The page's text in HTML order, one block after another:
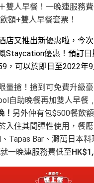
雙人早餐！一晚連服務費
額+雙人早餐套票！
店又推出新優惠啦，今次
Staycation優惠！預訂
，可以於即日至2022年9
量搶！搶到可免費升級
自助晚餐再加雙人早餐
！ 另外仲有包$500餐飲
入住其間彈性使用，餐
Tapas Bar、灘萬日本
一晚連服務費低至